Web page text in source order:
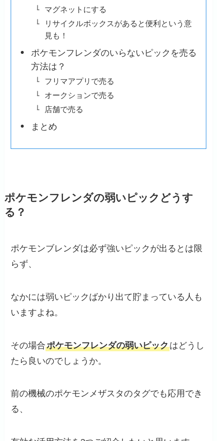
マグネットにする
リサイクルボックスがあると便利という意
見も！
ポケモンフレンダのいらないピックを売る
方法は？
フリマアプリで売る
オークションで売る
店舗で売る
まとめ
ポケモンフレンダの弱いピックどうす
る？
ポケモンブレンダは必ず強いピックが出るとは限
らず、
なかには弱いピックばかり出て貯まっている人も
いますよね。
その場合ポケモンフレンダの弱いピックはどうし
たら良いのでしょうか。
前の機械のポケモンメザスタのタグでも応用でき
る、